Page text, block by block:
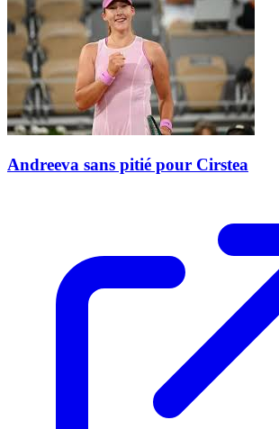
Andreeva sans pitié pour Cirstea